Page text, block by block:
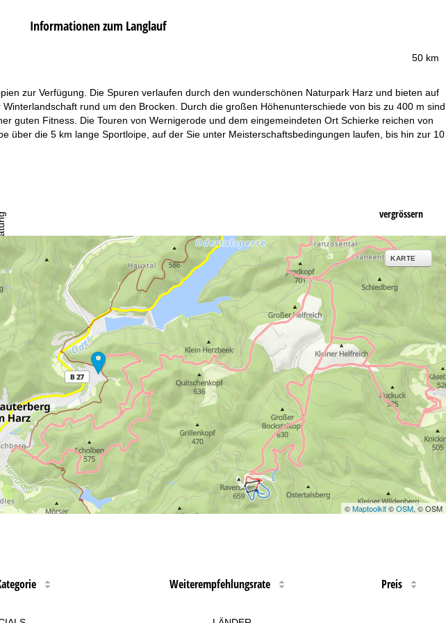
Informationen zum Langlauf
50 km
zur Verfügung. Die Spuren verlaufen durch den wunderschönen Naturpark Harz und bieten auf
rund um den Brocken. Durch die großen Höhenunterschiede von bis zu 400 m sind
guten Fitness. Die Touren von Wernigerode und dem eingemeindeten Ort Schierke reichen von
über die 5 km lange Sportloipe, auf der Sie unter Meisterschaftsbedingungen laufen, bis hin zur 10
vergrössern
KARTE
©Maptoolkit©OSM, © OSM
Weiterempfehlungsrate Preis